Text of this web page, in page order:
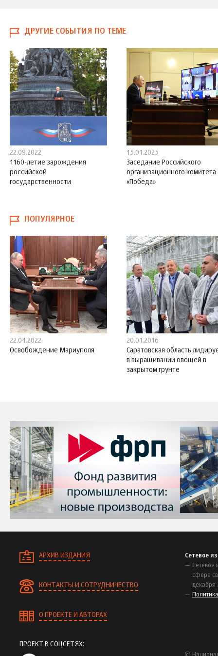
ДРУГИЕ СОБЫТИЯ ПО ТЕМЕ
22.09.2022
1160-летие зарождения
российской
государственности
15.01.2025
Заседание Российского
организационного комитета
«Победа»
ПОПУЛЯРНОЕ
22.04.2022
Освобождение Мариуполя
20.01.2016
Саратовская область
в выращивании овощей в
закрытом грунте
АРХИВ ИЗДАНИЯ
КОНТАКТЫ И СОТРУДНИЧЕСТВО
О ПРОЕКТЕ И АВТОРАХ
Сетевое
Сетевое
сфере
декабря
ПРОЕКТ В СОЦСЕТЯХ: